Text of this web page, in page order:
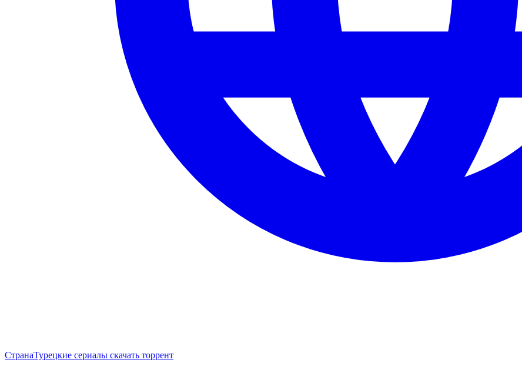
СтранаТурецкие сериалы скачать торрент